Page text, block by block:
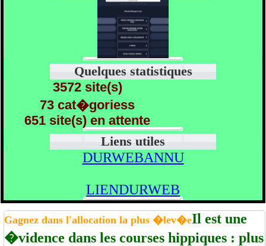
Quelques statistiques
3572 site(s)
73 cat�goriess
651 site(s) en attente
Liens utiles
DURWEBANNU
LIENDURWEB
Gagnez dans l'allocation la plus �lev�eIl est une
�vidence dans les courses hippiques : plus